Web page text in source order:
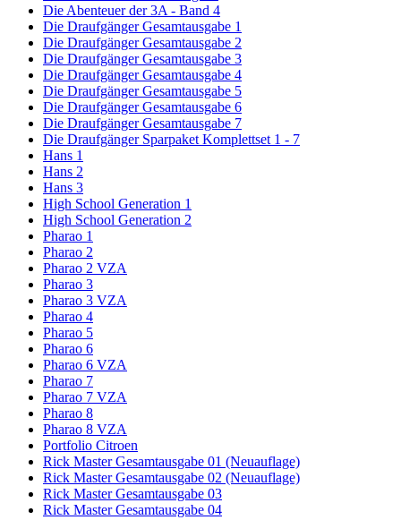
Die Abenteuer der 3A - Band 4
Die Draufgänger Gesamtausgabe 1
Die Draufgänger Gesamtausgabe 2
Die Draufgänger Gesamtausgabe 3
Die Draufgänger Gesamtausgabe 4
Die Draufgänger Gesamtausgabe 5
Die Draufgänger Gesamtausgabe 6
Die Draufgänger Gesamtausgabe 7
Die Draufgänger Sparpaket Komplettset 1 - 7
Hans 1
Hans 2
Hans 3
High School Generation 1
High School Generation 2
Pharao 1
Pharao 2
Pharao 2 VZA
Pharao 3
Pharao 3 VZA
Pharao 4
Pharao 5
Pharao 6
Pharao 6 VZA
Pharao 7
Pharao 7 VZA
Pharao 8
Pharao 8 VZA
Portfolio Citroen
Rick Master Gesamtausgabe 01 (Neuauflage)
Rick Master Gesamtausgabe 02 (Neuauflage)
Rick Master Gesamtausgabe 03
Rick Master Gesamtausgabe 04